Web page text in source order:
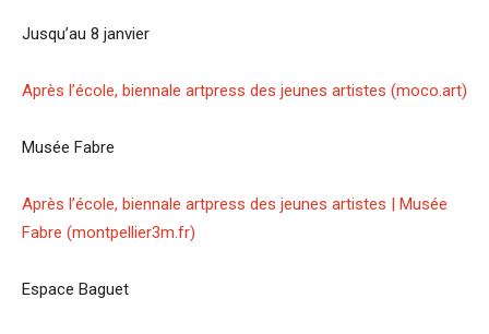
Jusqu’au 8 janvier
Après l’école, biennale artpress des jeunes artistes (moco.art)
Musée Fabre
Après l’école, biennale artpress des jeunes artistes | Musée
Fabre (montpellier3m.fr)
Espace Baguet